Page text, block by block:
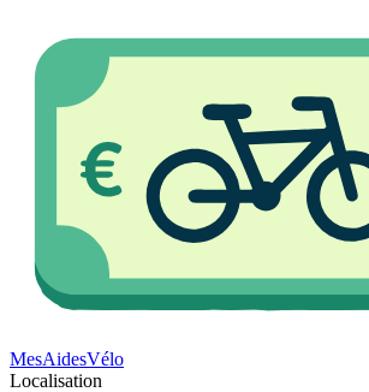
MesAidesVélo
Localisation